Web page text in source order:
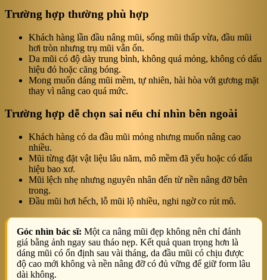
Trường hợp thường phù hợp
Khách hàng lần đầu nâng mũi, sống mũi thấp vừa, đầu mũi
hơi tròn nhưng trụ mũi vẫn ổn.
Da mũi có độ dày trung bình, không quá mỏng, không có dấu
hiệu đỏ hoặc căng bóng.
Mong muốn dáng mũi mềm, tự nhiên, hài hòa với gương mặt
thay vì nâng cao quá mức.
Trường hợp dễ chọn sai nếu chỉ nhìn bên ngoài
Khách hàng có da đầu mũi mỏng nhưng muốn nâng cao
nhiều.
Mũi từng đặt vật liệu lâu năm, mô mềm đã yếu hoặc có dấu
hiệu bao xơ.
Mũi lệch nhẹ nhưng nguyên nhân đến từ nền nâng đỡ bên
trong.
Đầu mũi hơi hếch, lỗ mũi lộ nhiều, nghi ngờ co rút mô.
Góc nhìn bác sĩ: Một ca nâng mũi đẹp không nên chỉ đánh
giá bằng ảnh ngay sau tháo nẹp. Kết quả quan trọng hơn là
dáng mũi có ổn định sau vài tháng, da đầu mũi có chịu được
độ cao mới không và nền nâng đỡ có đủ vững để giữ form lâu
dài không.